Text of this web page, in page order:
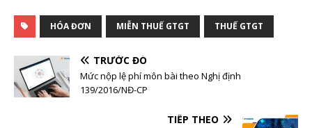
HÓA ĐƠN MIỄN THUẾ GTGT THUẾ GTGT
TRƯỚC ĐÓ
Mức nộp lệ phí môn bài theo Nghị định
139/2016/NĐ-CP
TIẾP THEO